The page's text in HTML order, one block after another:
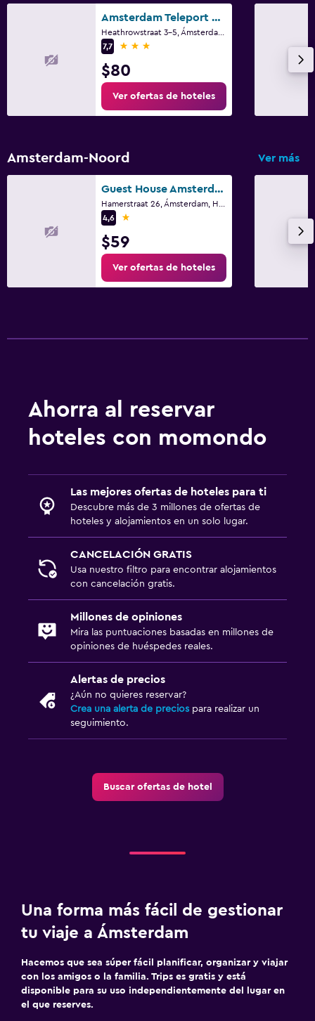
Amsterdam Teleport Hotel
7,7
3 estrellas
$80
Ver ofertas de hoteles
Amsterdam-Noord Ver más
Guest House Amsterdam
4,6
1 estrella
$59
Ver ofertas de hoteles
Ahorra al reservar
hoteles con momondo
Las mejores ofertas de hoteles para ti
Descubre más de 3 millones de ofertas de
hoteles y alojamientos en un solo lugar.
CANCELACIÓN GRATIS
Usa nuestro filtro para encontrar alojamientos
con cancelación gratis.
Millones de opiniones
Mira las puntuaciones basadas en millones de
opiniones de huéspedes reales.
Alertas de precios
¿Aún no quieres reservar?
Crea una alerta de precios para realizar un
seguimiento.
Buscar ofertas de hotel
Una forma más fácil de gestionar
tu viaje a Ámsterdam
Hacemos que sea súper fácil planificar, organizar y viajar
con los amigos o la familia. Trips es gratis y está
disponible para su uso independientemente del lugar en
el que reserves.